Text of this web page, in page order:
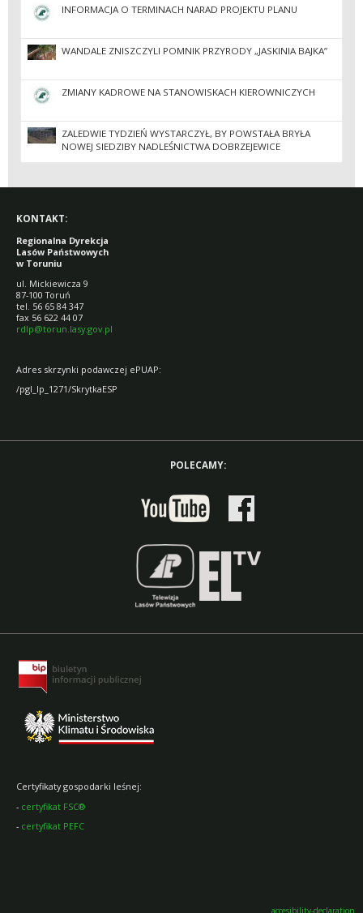
INFORMACJA O TERMINACH NARAD PROJEKTU PLANU
WANDALE ZNISZCZYLI POMNIK PRZYRODY „JASKINIA BAJKA”
ZMIANY KADROWE NA STANOWISKACH KIEROWNICZYCH
ZALEDWIE TYDZIEŃ WYSTARCZYŁ, BY POWSTAŁA BRYŁA
NOWEJ SIEDZIBY NADLEŚNICTWA DOBRZEJEWICE
KONTAKT:
Regionalna Dyrekcja
Lasów Państwowych
w Toruniu
ul. Mickiewicza 9
87-100 Toruń
tel. 56 65 84 347
fax 56 622 44 07
rdlp@torun.lasy.gov.pl
Adres skrzynki podawczej ePUAP:
/pgl_lp_1271/SkrytkaESP
POLECAMY:
Certyfikaty gospodarki leśnej:
- certyfikat FSC®
- certyfikat PEFC
accesibility-declaration